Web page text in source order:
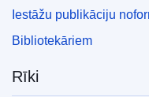
Iestāžu publikāciju
Bibliotekāriem
Rīki